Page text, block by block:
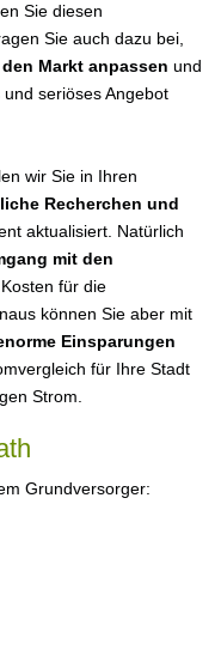
Sie diesen
Sie auch dazu bei,
Markt anpassen und
seriöses Angebot
wir Sie in Ihren
Recherchen und
aktualisiert. Natürlich
mit den
für die
können Sie aber mit
Einsparungen
für Ihre Stadt
Strom.
Grundversorger: